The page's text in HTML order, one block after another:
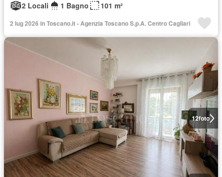
2 Locali
1 Bagno 101 m²
2 lug 2026 in Toscano.it - Agenzia Toscano S.p.A. Centro Cagliari
12foto